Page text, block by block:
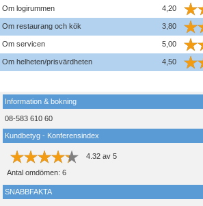
Om logirummen 4,20
Om restaurang och kök 3,80
Om servicen 5,00
Om helheten/prisvärdheten 4,50
Information & bokning
08-583 610 60
Kundbetyg - Konferensindex
4.32 av 5
Antal omdömen: 6
SNABBFAKTA